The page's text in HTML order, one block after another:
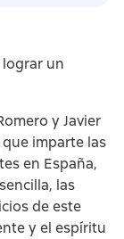
un
y Javier
imparte las
en España,
las
de este
y el espíritu